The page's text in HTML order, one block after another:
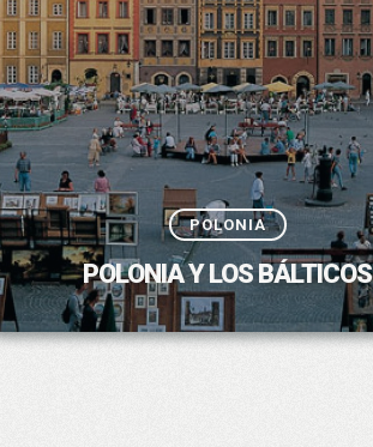
POLONIA
POLONIA Y LOS BÁLTICOS